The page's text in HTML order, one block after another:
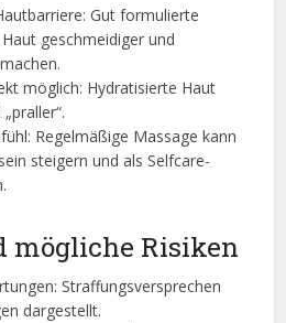
Gut formulierte
geschmeidiger und
möglich: Hydratisierte Haut
Regelmäßige Massage kann
steigern und als Selfcare-
mögliche Risiken
Straffungsversprechen
dargestellt.